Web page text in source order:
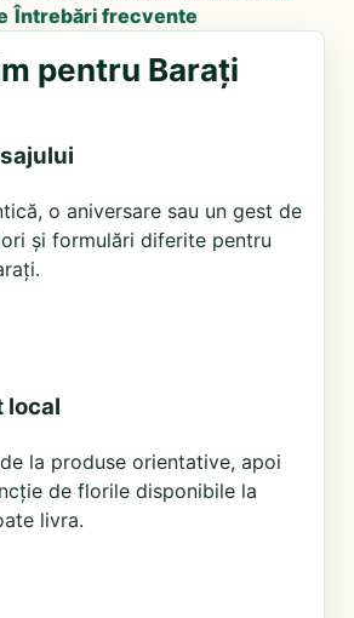
Întrebări frecvente
pentru Barați
o aniversare sau un gest de
și formulări diferite pentru
local
la produse orientative, apoi
de florile disponibile la
livra.